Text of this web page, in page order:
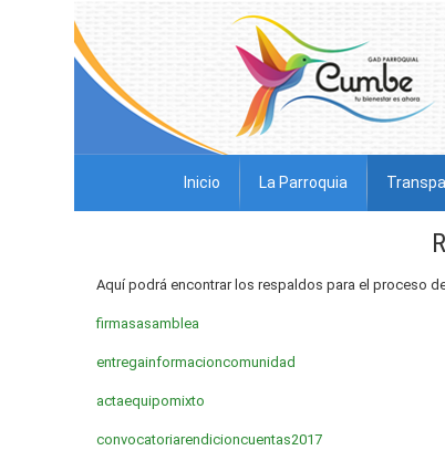
Inicio La Parroquia
Aquí podrá encontrar los respaldos para el proceso
firmasasamblea
entregainformacioncomunidad
actaequipomixto
convocatoriarendicioncuentas2017